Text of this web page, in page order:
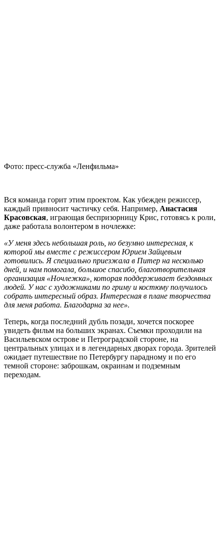
Фото: пресс-служба «Ленфильма»
Вся команда горит этим проектом. Как убежден режиссер,
каждый привносит частичку себя. Например, Анастасия
Красовская, играющая беспризорницу Крис, готовясь к роли,
даже работала волонтером в ночлежке:
«У меня здесь небольшая роль, но безумно интересная, к
которой мы вместе с режиссером Юрием Зайцевым
готовились. Я специально приезжала в Питер на несколько
дней, и нам помогала, большое спасибо, благотворительная
организация «Ночлежка», которая поддерживает бездомных
людей. У нас с художниками по гриму и костюму получилось
собрать интересный образ. Интересная в плане творчества
для меня работа. Благодарна за нее».
Теперь, когда последний дубль позади, хочется поскорее
увидеть фильм на больших экранах. Съемки проходили на
Васильевском острове и Петроградской стороне, на
центральных улицах и в легендарных дворах города. Зрителей
ожидает путешествие по Петербургу парадному и по его
темной стороне: заброшкам, окраинам и подземным
переходам.